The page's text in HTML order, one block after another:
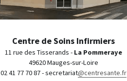
Centre de Soins Infirmiers
11 rue des Tisserands - La Pommeraye
49620 Mauges-sur-Loire
02 41 77 70 87 - secretariat@centresante.fr